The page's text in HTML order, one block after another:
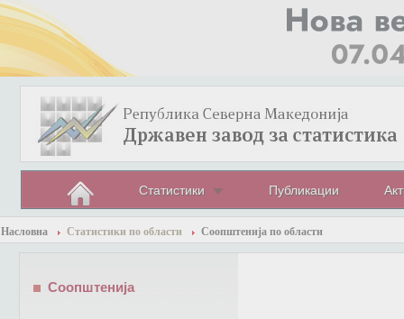
Статистики Публикации
Насловна Статистики по области Соопштенија по области
Соопштенија